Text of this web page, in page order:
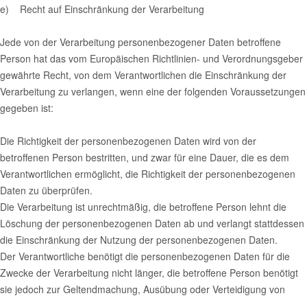
e) Recht auf Einschränkung der Verarbeitung
Jede von der Verarbeitung personenbezogener Daten betroffene
Person hat das vom Europäischen Richtlinien- und Verordnungsgeber
gewährte Recht, von dem Verantwortlichen die Einschränkung der
Verarbeitung zu verlangen, wenn eine der folgenden Voraussetzungen
gegeben ist:
Die Richtigkeit der personenbezogenen Daten wird von der
betroffenen Person bestritten, und zwar für eine Dauer, die es dem
Verantwortlichen ermöglicht, die Richtigkeit der personenbezogenen
Daten zu überprüfen.
Die Verarbeitung ist unrechtmäßig, die betroffene Person lehnt die
Löschung der personenbezogenen Daten ab und verlangt stattdessen
die Einschränkung der Nutzung der personenbezogenen Daten.
Der Verantwortliche benötigt die personenbezogenen Daten für die
Zwecke der Verarbeitung nicht länger, die betroffene Person benötigt
sie jedoch zur Geltendmachung, Ausübung oder Verteidigung von